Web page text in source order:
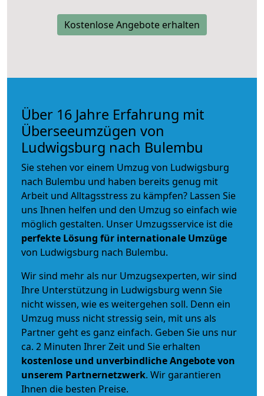
Kostenlose Angebote erhalten
Über 16 Jahre Erfahrung mit
Überseeumzügen von
Ludwigsburg nach Bulembu
Sie stehen vor einem Umzug von Ludwigsburg
nach Bulembu und haben bereits genug mit
Arbeit und Alltagsstress zu kämpfen? Lassen Sie
uns Ihnen helfen und den Umzug so einfach wie
möglich gestalten. Unser Umzugsservice ist die
perfekte Lösung für internationale Umzüge
von Ludwigsburg nach Bulembu.
Wir sind mehr als nur Umzugsexperten, wir sind
Ihre Unterstützung in Ludwigsburg wenn Sie
nicht wissen, wie es weitergehen soll. Denn ein
Umzug muss nicht stressig sein, mit uns als
Partner geht es ganz einfach. Geben Sie uns nur
ca. 2 Minuten Ihrer Zeit und Sie erhalten
kostenlose und unverbindlicheAngebote von
unserem Partnernetzwerk. Wir garantieren
Ihnen die besten Preise.